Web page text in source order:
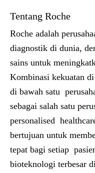
Tentang Roche
Roche adalah
diagnostik di dunia,
sains untuk
Kombinasi kekuatan
di bawah satu
sebagai salah satu
personalised
bertujuan untuk
tepat bagi setiap
bioteknologi terbesar